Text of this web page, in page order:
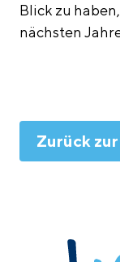
Blick zu
nächsten
Zurück